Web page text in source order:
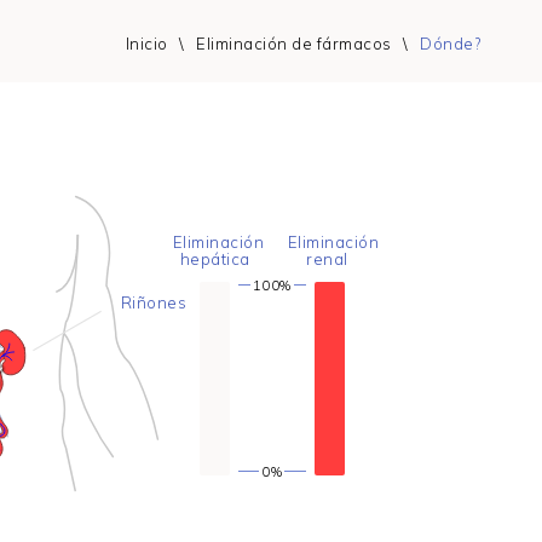
Inicio \ Eliminación de fármacos \ Dónde?
100%
0%
Eliminación
hepática
Eliminación
renal
Riñones